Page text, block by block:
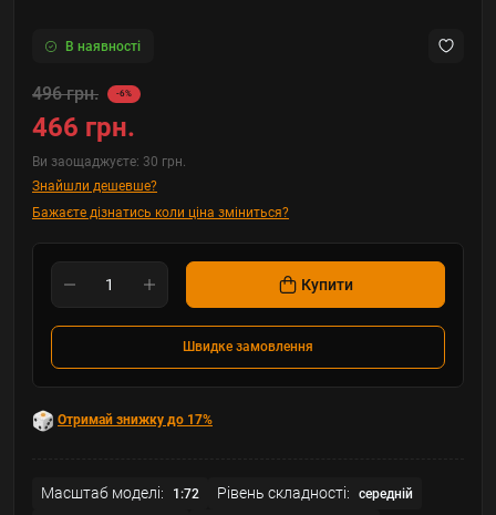
В наявності
496 грн. -6%
466 грн.
Ви заощаджуєте: 30 грн.
Знайшли дешевше?
Бажаєте дізнатись коли ціна зміниться?
Купити
Швидке замовлення
Отримай знижку до 17%
Масштаб моделі: 1:72 Рівень складності: середній